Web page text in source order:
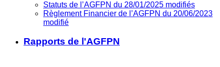
Statuts de l’AGFPN du 28/01/2025 modifiés
Règlement Financier de l’AGFPN du 20/06/2023
modifié
Rapports de l'AGFPN